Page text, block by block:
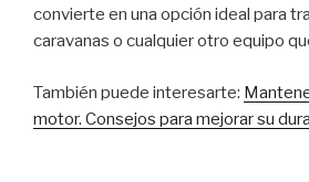
convierte en una opción ideal para
caravanas o cualquier otro equipo
También puede interesarte:
motor. Consejos para mejorar su